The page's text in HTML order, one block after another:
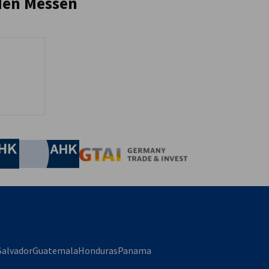
Industrie- und Handelskammer
Industrie- und Handelskammer
AHK.de
GuatemalaHondurasPanama